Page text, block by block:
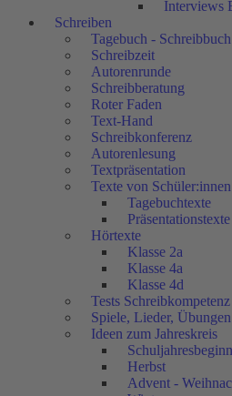
Interviews
Schreiben
Tagebuch - Schreibbuch
Schreibzeit
Autorenrunde
Schreibberatung
Roter Faden
Text-Hand
Schreibkonferenz
Autorenlesung
Textpräsentation
Texte von Schüler:innen
Tagebuchtexte
Präsentationstexte
Hörtexte
Klasse 2a
Klasse 4a
Klasse 4d
Tests Schreibkompetenz
Spiele, Lieder, Übungen
Ideen zum Jahreskreis
Schuljahresbeginn
Herbst
Advent -